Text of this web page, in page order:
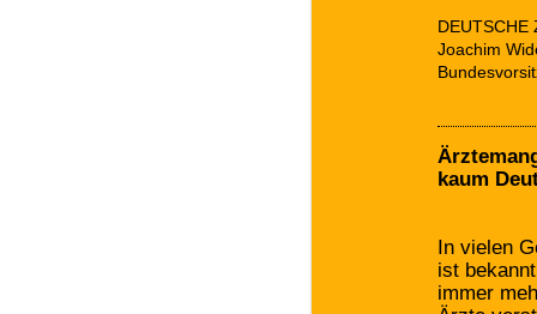
DEUTSCHE
Joachim
kaum
In vielen
ist
immer